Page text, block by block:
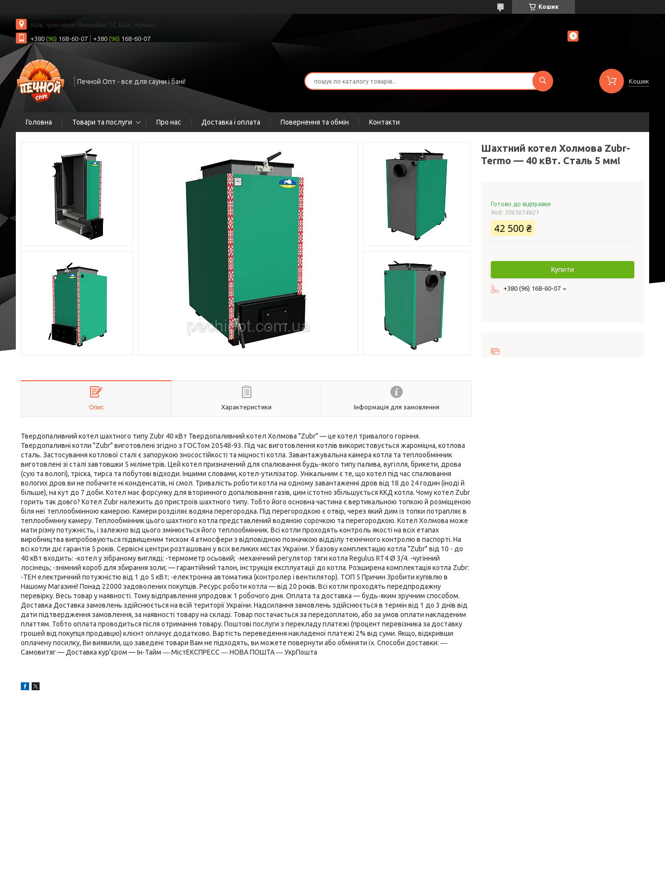
Кошик
Київ, проспект Палладіна 27, Київ, Україна
+380 (96) 168-60-07 +380 (96) 168-60-07
Печной Опт - все для сауни і бані! Кошик
Головна Товари та послуги Про нас Доставка і оплата Повернення та обмін Контакти
Опис Характеристики Інформація для замовлення
Твердопаливний котел шахтного типу Zubr 40 кВт Твердопаливний котел Холмова "Zubr" — це котел тривалого горіння.
Твердопаливні котли "Zubr" виготовлені згідно з ГОСТом 20548-93. Під час виготовлення котлів використовується жароміцна, котлова
сталь. Застосування котлової сталі є запорукою зносостійкості та міцності котла. Завантажувальна камера котла та теплообмінник
виготовлені зі сталі завтовшки 5 міліметрів. Цей котел призначений для спалювання будь-якого типу палива, вугілля, брикети, дрова
(сухі та вологі), тріска, тирса та побутові відходи. Іншими словами, котел-утилізатор. Унікальним є те, що котел під час спалювання
вологих дров ви не побачите ні конденсатів, ні смол. Тривалість роботи котла на одному завантаженні дров від 18 до 24 годин (іноді й
більше), на кут до 7 доби. Котел має форсунку для вторинного допалювання газів, цим істотно збільшується ККД котла. Чому котел Zubr
горить так довго? Котел Zubr належить до пристроїв шахтного типу. Тобто його основна частина є вертикальною топкою й розміщеною
біля неї теплообмінною камерою. Камери розділяє водяна перегородка. Під перегородкою є отвір, через який дим із топки потрапляє в
теплообмінну камеру. Теплообмінник цього шахтного котла представлений водяною сорочкою та перегородкою. Котел Холмова може
мати різну потужність, і залежно від цього змінюється його теплообмінник. Всі котли проходять контроль якості на всіх етапах
виробництва випробовуються підвищеним тиском 4 атмосфери з відповідною позначкою відділу технічного контролю в паспорті. На
всі котли діє гарантія 5 років. Сервісні центри розташовані у всіх великих містах України. У базову комплектацію котла "Zubr" від 10 - до
40 кВт входить: -котел у зібраному вигляді; -термометр осьовий; -механічний регулятор тяги котла Regulus RT4 Ø 3/4. -чугінний
лосінець; -знімний короб для збирання золи; — гарантійний талон, інструкція експлуатації до котла. Розширена комплектація котла Zubr:
-ТЕН електричний потужністю від 1 до 5 кВт; -електронна автоматика (контролер і вентилятор). ТОП 5 Причин Зробити купівлю в
Нашому Магазині! Понад 22000 задоволених покупців. Ресурс роботи котла — від 20 років. Всі котли проходять передпродажну
перевірку. Весь товар у наявності. Тому відправлення упродовж 1 робочого дня. Оплата та доставка — будь-яким зручним способом.
Доставка Доставка замовлень здійснюється на всій території України. Надсилання замовлень здійснюється в термін від 1 до 3 днів від
дати підтвердження замовлення, за наявності товару на складі. Товар постачається за передоплатою, або за умов оплати накладеним
платтям. Тобто оплата проводиться після отримання товару. Поштові послуги з перекладу платежі (процент перевізника за доставку
грошей від покупця продавцю) клієнт оплачує додатково. Вартість переведення накладеної платежі 2% від суми. Якщо, відкривши
оплачену посилку, Ви виявили, що заведені товари Вам не підходять, ви можете повернути або обміняти їх. Способи доставки: ―
Самовитяг — Доставка кур'єром — Ін-Тайм ― МістЕКСПРЕСС ― НОВА ПОШТА ― УкрПошта
Шахтний котел Холмова Zubr-
Termo — 40 кВт. Сталь 5 мм!
Готово до відправки
Код: 3063614621
42 500 ₴
Купити
+380 (96) 168-60-07